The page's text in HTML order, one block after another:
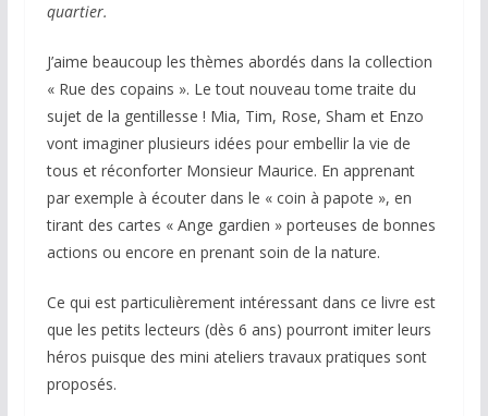
quartier.
J’aime beaucoup les thèmes abordés dans la collection
« Rue des copains ». Le tout nouveau tome traite du
sujet de la gentillesse ! Mia, Tim, Rose, Sham et Enzo
vont imaginer plusieurs idées pour embellir la vie de
tous et réconforter Monsieur Maurice. En apprenant
par exemple à écouter dans le « coin à papote », en
tirant des cartes « Ange gardien » porteuses de bonnes
actions ou encore en prenant soin de la nature.
Ce qui est particulièrement intéressant dans ce livre est
que les petits lecteurs (dès 6 ans) pourront imiter leurs
héros puisque des mini ateliers travaux pratiques sont
proposés.